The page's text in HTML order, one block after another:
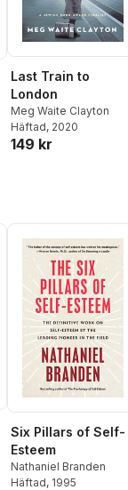
Last Train to
London
Meg Waite Clayton
Häftad, 2020
149 kr
Six Pillars of Self-
Esteem
Nathaniel Branden
Häftad, 1995